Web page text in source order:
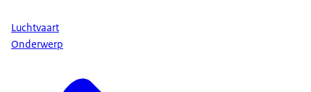
Luchtvaart
Onderwerp